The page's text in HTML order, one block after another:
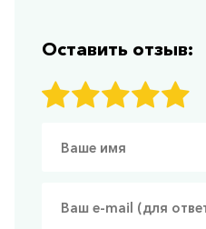
Оставить отзыв: